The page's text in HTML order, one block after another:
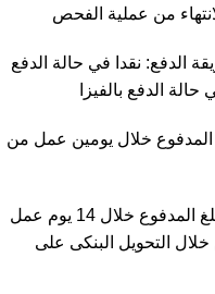
من عملية الفحص
الدفع: نقدا في حالة الدفع
الدفع بالفيزا
المدفوع خلال يومين عمل من
في حالة الشراء بالفيزا يتم استرداد المبلغ المدفوع خلال 14 يوم عمل
التحويل البنكى على